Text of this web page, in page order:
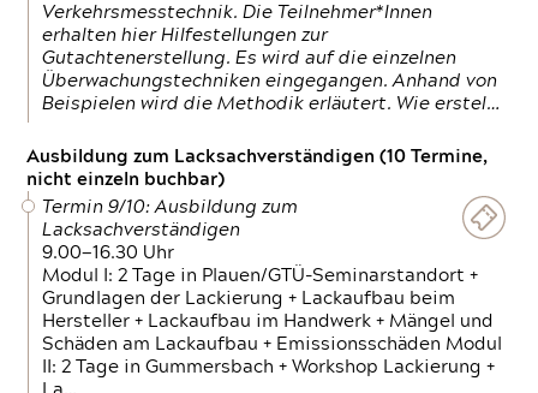
Verkehrsmesstechnik. Die Teilnehmer*Innen
erhalten hier Hilfestellungen zur
Gutachtenerstellung. Es wird auf die einzelnen
Überwachungstechniken eingegangen. Anhand von
Beispielen wird die Methodik erläutert. Wie erstel…
Ausbildung zum Lacksachverständigen (10 Termine,
nicht einzeln buchbar)
Termin 9/10: Ausbildung zum
Lacksachverständigen
9.00—16.30 Uhr
Modul I: 2 Tage in Plauen/GTÜ-Seminarstandort +
Grundlagen der Lackierung + Lackaufbau beim
Hersteller + Lackaufbau im Handwerk + Mängel und
Schäden am Lackaufbau + Emissionsschäden Modul
II: 2 Tage in Gummersbach + Workshop Lackierung +